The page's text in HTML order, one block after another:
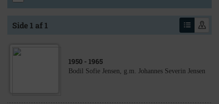
Side 1 af 1
1950 - 1965
Bodil Sofie Jensen, g.m. Johannes Severin Jensen